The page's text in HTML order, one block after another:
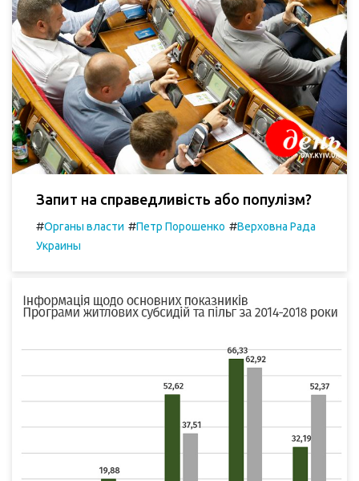
Запит на справедливість або популізм?
#Органы власти #Петр Порошенко #Верховна Рада
Украины